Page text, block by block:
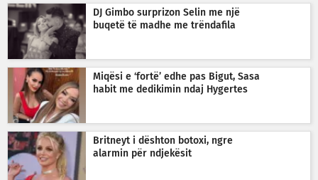
DJ Gimbo surprizon Selin me një
buqetë të madhe me trëndafila
Miqësi e ‘fortë’ edhe pas Bigut, Sasa
habit me dedikimin ndaj Hygertes
Britneyt i dështon botoxi, ngre
alarmin për ndjekësit